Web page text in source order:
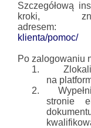
Szczegółową
kroki,
adresem:
klienta/pomoc/
Po zalogowaniu
1.
na
2.
stronie